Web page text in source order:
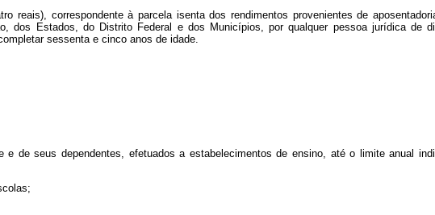
reais), correspondente à parcela isenta dos rendimentos provenientes de
dos Estados, do Distrito Federal e dos Municípios, por qualquer pessoa jurídica de
sessenta e cinco anos de idade.
e de seus dependentes, efetuados a estabelecimentos de ensino, até o limite anual